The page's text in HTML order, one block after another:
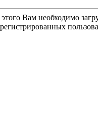
Вам необходимо